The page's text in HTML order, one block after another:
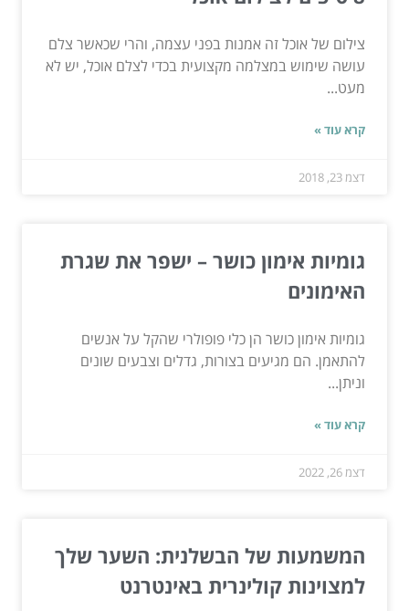
צילום של אוכל זה אמנות בפני עצמה, והרי שכאשר צלם
עושה שימוש במצלמה מקצועית בכדי לצלם אוכל, יש לא
מעט...
קרא עוד »
דצמ 23, 2018
גומיות אימון כושר – ישפר את שגרת
האימונים
גומיות אימון כושר הן כלי פופולרי שהקל על אנשים
להתאמן. הם מגיעים בצורות, גדלים וצבעים שונים
וניתן...
קרא עוד »
דצמ 26, 2022
המשמעות של הבשלנית: השער שלך
למצוינות קולינרית באינטרנט